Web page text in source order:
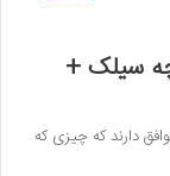
سیلک +
دارند که چیزی که